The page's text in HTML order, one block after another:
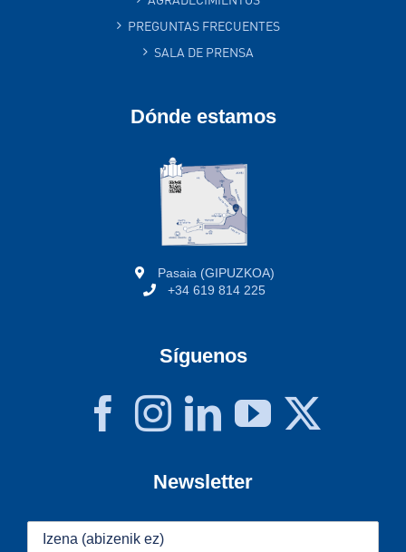
PREGUNTAS FRECUENTES
SALA DE PRENSA
Dónde estamos
Pasaia (GIPUZKOA)
+34 619 814 225
Síguenos
Newsletter